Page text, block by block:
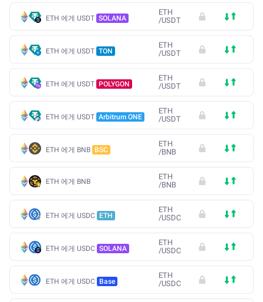
ETH 에게 USDT SOLANA
ETH
/USDT
ETH 에게 USDT TON
ETH
/USDT
ETH 에게 USDT POLYGON
ETH
/USDT
ETH 에게 USDT Arbitrum ONE
ETH
/USDT
ETH 에게 BNB BSC
ETH
/BNB
ETH 에게 BNB
ETH
/BNB
ETH 에게 USDC ETH
ETH
/USDC
ETH 에게 USDC SOLANA
ETH
/USDC
ETH 에게 USDC Base
ETH
/USDC